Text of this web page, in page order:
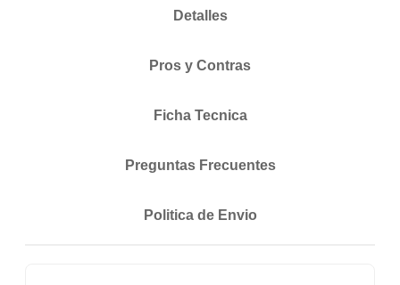
Detalles
Pros y Contras
Ficha Tecnica
Preguntas Frecuentes
Politica de Envio